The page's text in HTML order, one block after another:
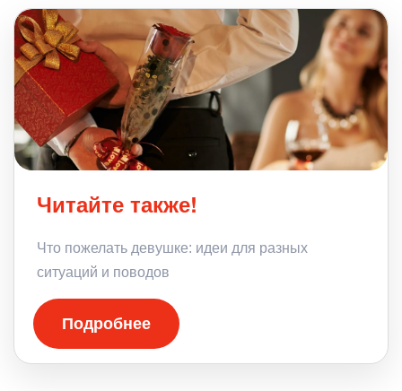
Читайте также!
Что пожелать девушке: идеи для разных
ситуаций и поводов
Подробнее